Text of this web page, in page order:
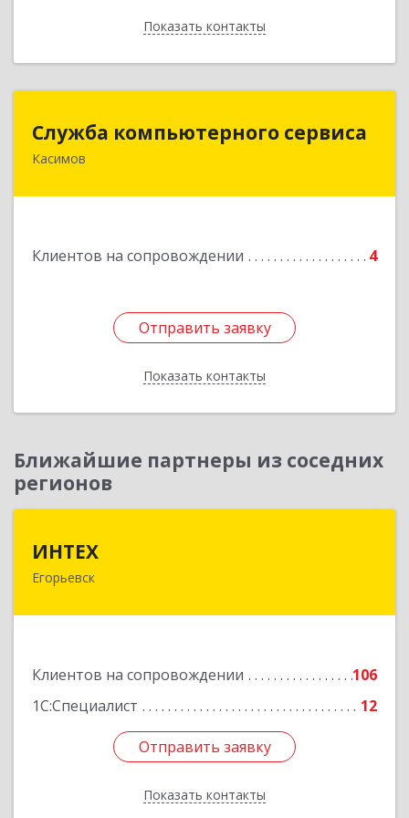
Показать контакты
Назад
Служба компьютерного сервиса
Касимов
Клиентов на сопровождении 4
Отправить заявку
Показать контакты
Служба компьютерного сервиса
391300, Рязанская обл., г.Касимов, ул.Советская
Отправить заявку
Назад
Ближайшие партнеры из соседних
регионов
ИНТЕХ
Егорьевск
Клиентов на сопровождении
106
1С:Специалист
12
Отправить заявку
Показать контакты
140300, Московская обл, Егорьевск г, 5-й мкр,
Отправить заявку
Назад